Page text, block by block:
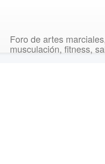
Foro de artes
musculación, fitness,